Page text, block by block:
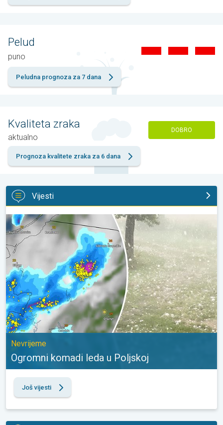
Pelud
puno
Peludna prognoza za 7 dana
Kvaliteta zraka
aktualno
DOBRO
Prognoza kvalitete zraka za 6 dana
Vijesti
Ogromni komadi leda u Poljskoj. Nevrijeme. . .
Nevrijeme
Ogromni komadi leda u Poljskoj
Još vijesti